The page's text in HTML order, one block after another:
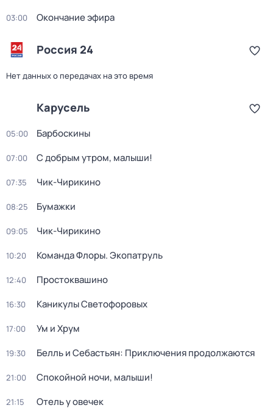
03:00 Окончание эфира
Россия 24
Нет данных о передачах на это время
Карусель
05:00 Барбоскины
07:00 С добрым утром, малыши!
07:35 Чик-Чирикино
08:25 Бумажки
09:05 Чик-Чирикино
10:20 Команда Флоры. Экопатруль
12:40 Простоквашино
16:30 Каникулы Светофоровых
17:00 Ум и Хрум
19:30 Белль и Себастьян: Приключения продолжаются
21:00 Спокойной ночи, малыши!
21:15 Отель у овечек